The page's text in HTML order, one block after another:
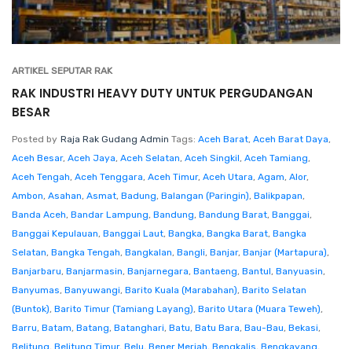
ARTIKEL SEPUTAR RAK
RAK INDUSTRI HEAVY DUTY UNTUK PERGUDANGAN
BESAR
Posted by Raja Rak Gudang Admin Tags: Aceh Barat, Aceh Barat Daya,
Aceh Besar, Aceh Jaya, Aceh Selatan, Aceh Singkil, Aceh Tamiang,
Aceh Tengah, Aceh Tenggara, Aceh Timur, Aceh Utara, Agam, Alor,
Ambon, Asahan, Asmat, Badung, Balangan (Paringin), Balikpapan,
Banda Aceh, Bandar Lampung, Bandung, Bandung Barat, Banggai,
Banggai Kepulauan, Banggai Laut, Bangka, Bangka Barat, Bangka
Selatan, Bangka Tengah, Bangkalan, Bangli, Banjar, Banjar (Martapura),
Banjarbaru, Banjarmasin, Banjarnegara, Bantaeng, Bantul, Banyuasin,
Banyumas, Banyuwangi, Barito Kuala (Marabahan), Barito Selatan
(Buntok), Barito Timur (Tamiang Layang), Barito Utara (Muara Teweh),
Barru, Batam, Batang, Batanghari, Batu, Batu Bara, Bau-Bau, Bekasi,
Belitung, Belitung Timur, Belu, Bener Meriah, Bengkalis, Bengkayang,